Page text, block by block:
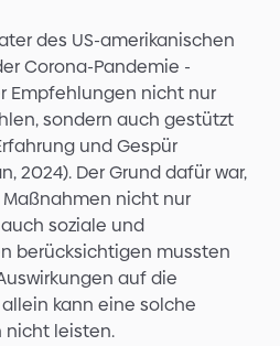
des US-amerikanischen
Corona-Pandemie -
Empfehlungen nicht nur
sondern auch gestützt
und Gespür
2024). Der Grund dafür war,
nicht nur
soziale und
berücksichtigen mussten
auf die
kann eine solche
nicht leisten.